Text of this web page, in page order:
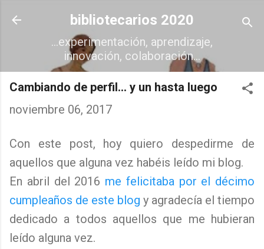
Ir al contenido principal
bibliotecarios 2020
...experimentación, aprendizaje,
innovación, colaboración...
Cambiando de perfil... y un hasta luego
noviembre 06, 2017
Con este post, hoy quiero despedirme de
aquellos que alguna vez habéis leído mi blog.
En abril del 2016 me felicitaba por el décimo
cumpleaños de este blog y agradecía el tiempo
dedicado a todos aquellos que me hubieran
leído alguna vez.